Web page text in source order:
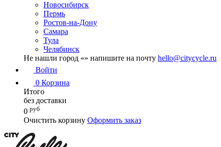
Новосибирск
Пермь
Ростов-на-Дону
Самара
Тула
Челябинск
Не нашли город «» напишите на почту hello@citycycle.ru
Войти
0 Корзина
Итого
без доставки
0 руб
Очистить корзину Оформить заказ